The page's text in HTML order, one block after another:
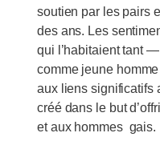
soutien par les pairs
des ans. Les
qui l’habitaient tant
comme jeune
aux liens significatifs
créé dans le but
et aux hommes gais.